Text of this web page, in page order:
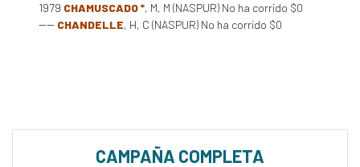
1979 CHAMUSCADO *, M, M (NASPUR) No ha corrido $0
---- CHANDELLE, H, C (NASPUR) No ha corrido $0
CAMPAÑA COMPLETA